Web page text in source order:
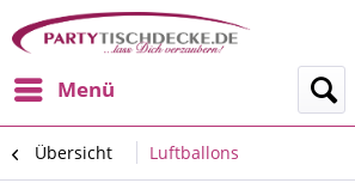
Menü
Übersicht Luftballons